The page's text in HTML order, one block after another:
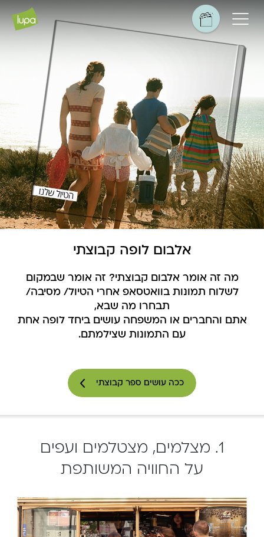
אלבום לופה קבוצתי
מה זה אומר אלבום קבוצתי? זה אומר שבמקום
לשלוח תמונות בוואטסאפ אחרי הטיול/ מסיבה/
תבחרו מה שבא,
אתם והחברים או המשפחה עושים ביחד לופה אחת
עם התמונות שצילמתם.
ככה עושים ספר קבוצתי
1. מצלמים, מצטלמים ועפים
על החוויה המשותפת